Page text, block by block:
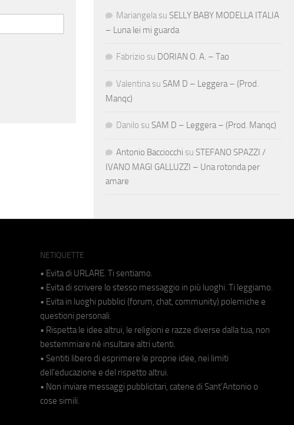
Mariangela su SELLY BABY MODELLA ITALIA
– Luna lei mi guarda
Fabrizio su DORIAN O. A. – Tao
Valentina su SAM D – Leggera – (Prod.
Manqc)
Danilo su SAM D – Leggera – (Prod. Manqc)
Antonio Bacciocchi su STEFANO SPAZZI /
IVANO MAGI GALLUZZI – Una rotonda per
amare
NETIQUETTE
• Evita di URLARE. Ti sentiamo.
• Evita di scrivere lo stesso messaggio in più luoghi. Ti leggiamo.
• Evita in luoghi pubblici (forum, chat, community) polemiche e
questioni personali.
• Rispetta le idee altrui, le religioni e razze diverse dalla tua, non
bestemmiare né insultare altri utenti.
• Sentiti libero di esprimere le proprie idee, nei limiti
dell'educazione e del rispetto altrui.
• Non inviare messaggi pubblicitari, catene di Sant'Antonio o
cose simili.